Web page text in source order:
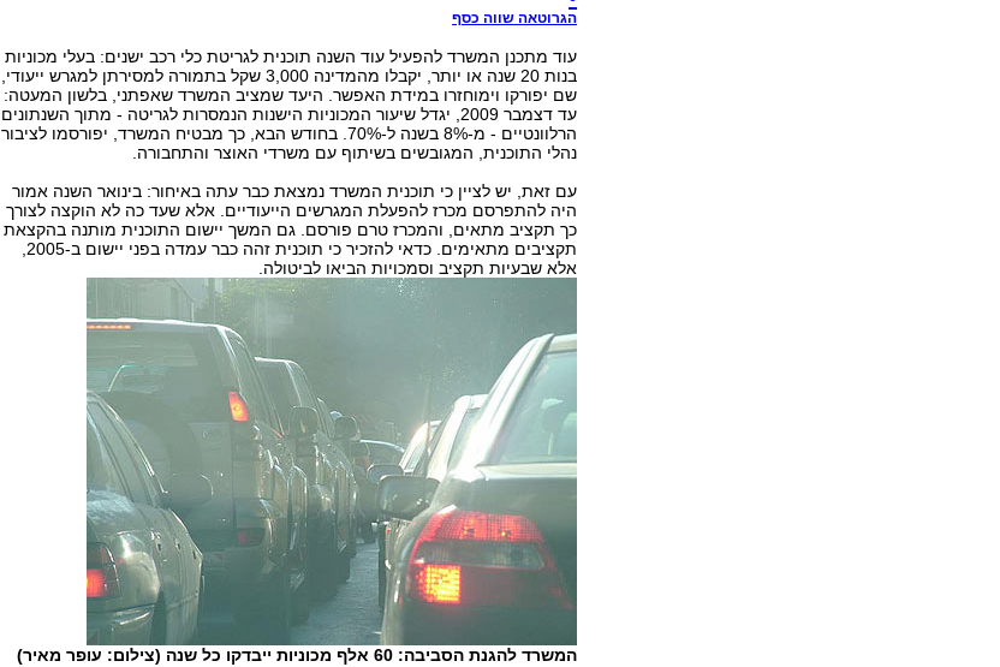
הגרוטאה שווה כסף
עוד מתכנן המשרד להפעיל עוד השנה תוכנית לגריטת כלי רכב ישנים: בעלי מכוניות
בנות 20 שנה או יותר, יקבלו מהמדינה 3,000 שקל בתמורה למסירתן למגרש ייעודי,
שם יפורקו וימוחזרו במידת האפשר. היעד שמציב המשרד שאפתני, בלשון המעטה:
עד דצמבר 2009, יגדל שיעור המכוניות הישנות הנמסרות לגריטה - מתוך השנתונים
הרלוונטיים - מ-8% בשנה ל-70%. בחודש הבא, כך מבטיח המשרד, יפורסמו לציבור
נהלי התוכנית, המגובשים בשיתוף עם משרדי האוצר והתחבורה.
עם זאת, יש לציין כי תוכנית המשרד נמצאת כבר עתה באיחור: בינואר השנה אמור
היה להתפרסם מכרז להפעלת המגרשים הייעודיים. אלא שעד כה לא הוקצה לצורך
כך תקציב מתאים, והמכרז טרם פורסם. גם המשך יישום התוכנית מותנה בהקצאת
אלא שבעיות תקציב וסמכויות הביאו לביטולה.
המשרד להגנת הסביבה: 60 אלף מכוניות ייבדקו כל שנה (צילום: עופר מאיר)